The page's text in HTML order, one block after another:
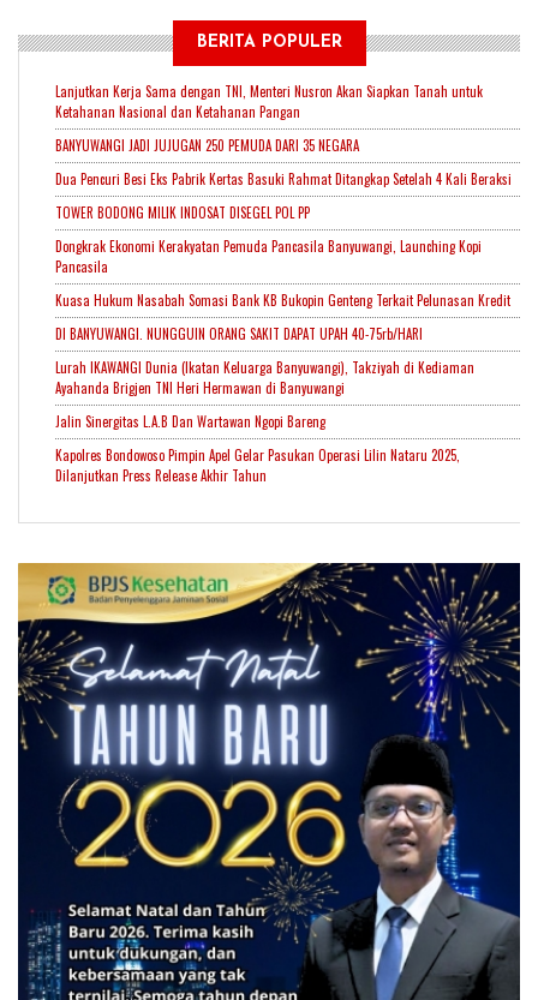
BERITA POPULER
Lanjutkan Kerja Sama dengan TNI, Menteri Nusron Akan Siapkan Tanah untuk
Ketahanan Nasional dan Ketahanan Pangan
BANYUWANGI JADI JUJUGAN 250 PEMUDA DARI 35 NEGARA
Dua Pencuri Besi Eks Pabrik Kertas Basuki Rahmat Ditangkap Setelah 4 Kali Beraksi
TOWER BODONG MILIK INDOSAT DISEGEL POL PP
Dongkrak Ekonomi Kerakyatan Pemuda Pancasila Banyuwangi, Launching Kopi
Pancasila
Kuasa Hukum Nasabah Somasi Bank KB Bukopin Genteng Terkait Pelunasan Kredit
DI BANYUWANGI. NUNGGUIN ORANG SAKIT DAPAT UPAH 40-75rb/HARI
Lurah IKAWANGI Dunia (Ikatan Keluarga Banyuwangi), Takziyah di Kediaman
Ayahanda Brigjen TNI Heri Hermawan di Banyuwangi
Jalin Sinergitas L.A.B Dan Wartawan Ngopi Bareng
Kapolres Bondowoso Pimpin Apel Gelar Pasukan Operasi Lilin Nataru 2025,
Dilanjutkan Press Release Akhir Tahun